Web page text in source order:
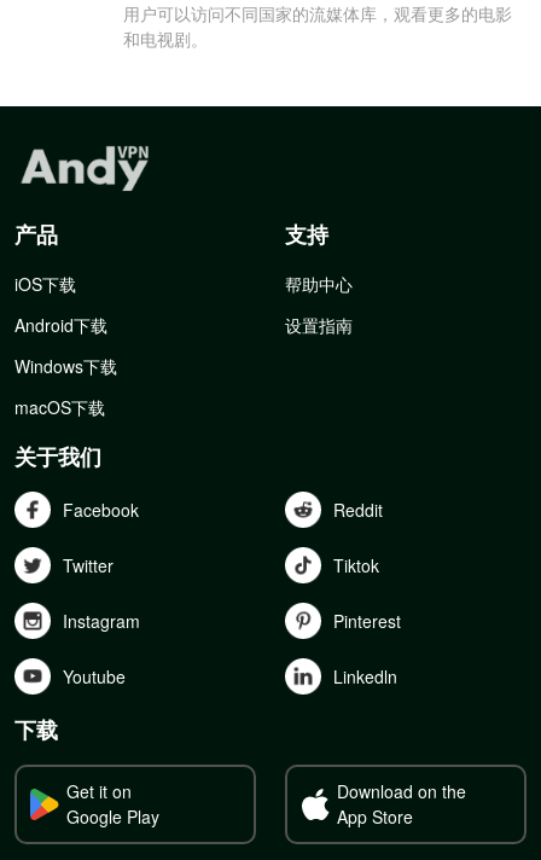
用户可以访问不同国家的流媒体库，观看更多的电影
和电视剧。
产品
iOS下载
Android下载
Windows下载
macOS下载
支持
帮助中心
设置指南
关于我们
Facebook Reddit
Twitter Tiktok
Instagram Pinterest
Youtube Linkedln
下载
Get it on
Google Play
Download on the
App Store